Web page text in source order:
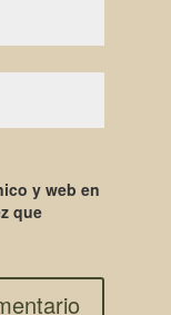
y web en
que